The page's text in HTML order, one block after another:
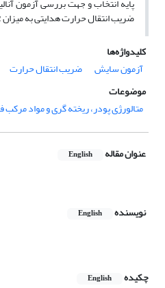
ضریب انتقال حرارت هدایتی به میزان %7/10 را نشان داد. نتایج آزمون آنالیز عنصری نیز نشان داد عناصر سایشی قطعات داخلی گیربکس به‌طور چشمگیری کاهش
کلیدواژه‌ها
آزمون سایش
ضریب انتقال حرارت
موضوعات
متالورژی پودر، ریخته گری و مواد مرکب
عنوان مقاله English
نویسنده English
چکیده
English